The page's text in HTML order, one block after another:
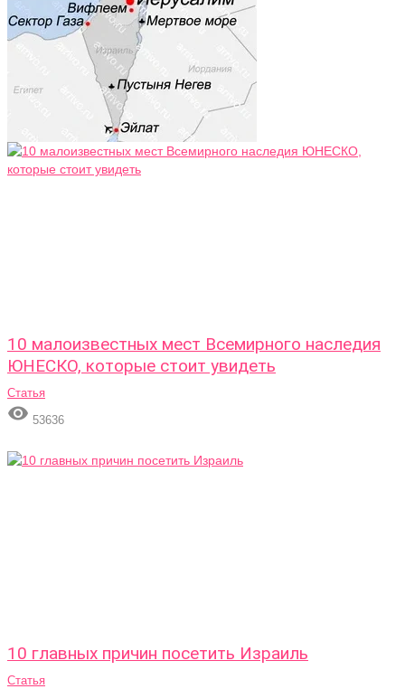
10 малоизвестных мест Всемирного наследия
ЮНЕСКО, которые стоит увидеть
Статья
 53636
10 главных причин посетить Израиль
Статья